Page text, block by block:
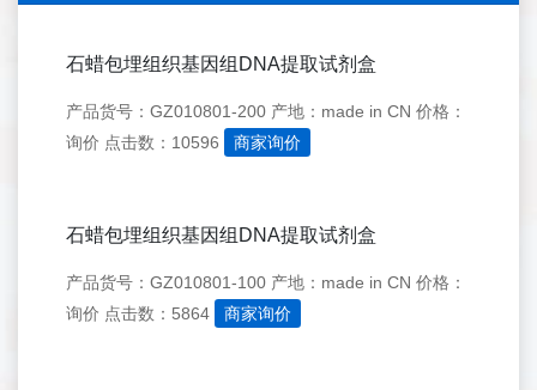
石蜡包埋组织基因组DNA提取试剂盒
产品货号：GZ010801-200 产地：made in CN 价格：
询价 点击数：10596 商家询价
石蜡包埋组织基因组DNA提取试剂盒
产品货号：GZ010801-100 产地：made in CN 价格：
询价 点击数：5864 商家询价